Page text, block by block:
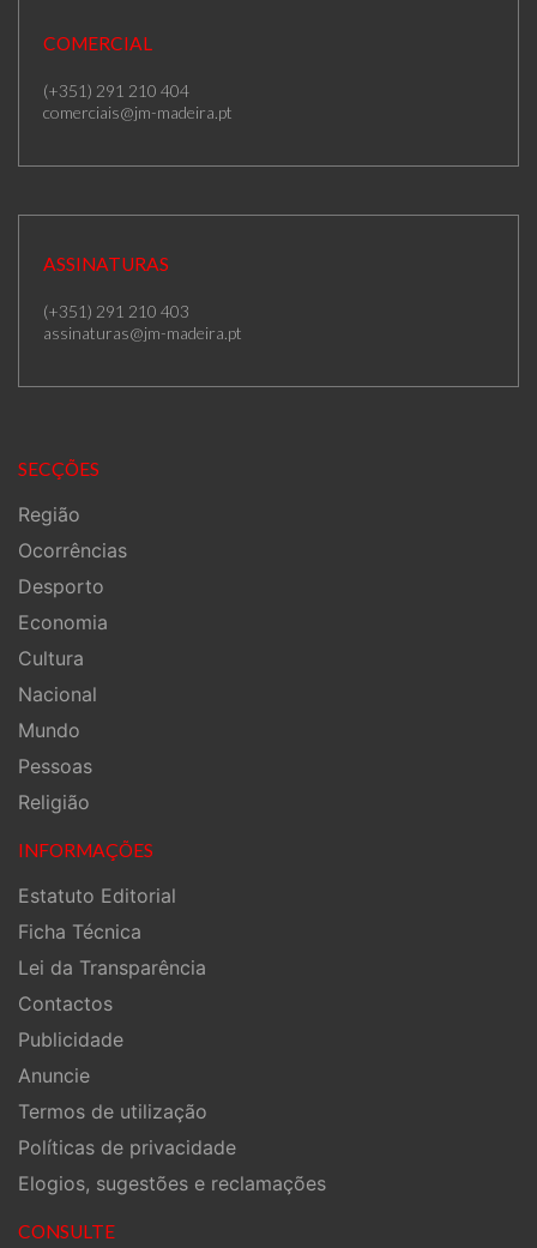
COMERCIAL
(+351) 291 210 404
comerciais@jm-madeira.pt
ASSINATURAS
(+351) 291 210 403
assinaturas@jm-madeira.pt
SECÇÕES
Região
Ocorrências
Desporto
Economia
Cultura
Nacional
Mundo
Pessoas
Religião
INFORMAÇÕES
Estatuto Editorial
Ficha Técnica
Lei da Transparência
Contactos
Publicidade
Anuncie
Termos de utilização
Políticas de privacidade
Elogios, sugestões e reclamações
CONSULTE